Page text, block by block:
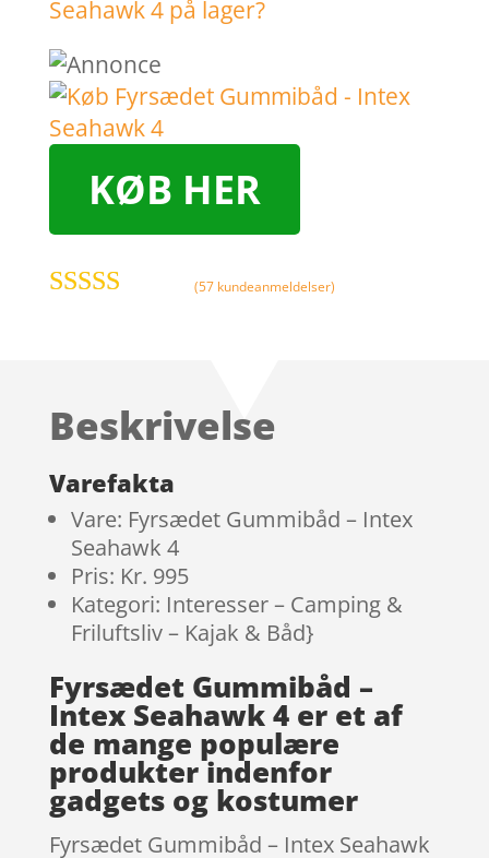
KØB HER
kundebedø
(57 kundeanmeldelser)
Beskrivelse
Varefakta
Vare: Fyrsædet Gummibåd – Intex
Seahawk 4
Pris: Kr. 995
Kategori: Interesser – Camping &
Friluftsliv – Kajak & Båd}
Fyrsædet Gummibåd –
Intex Seahawk 4 er et af
de mange populære
produkter indenfor
gadgets og kostumer
Fyrsædet Gummibåd – Intex Seahawk